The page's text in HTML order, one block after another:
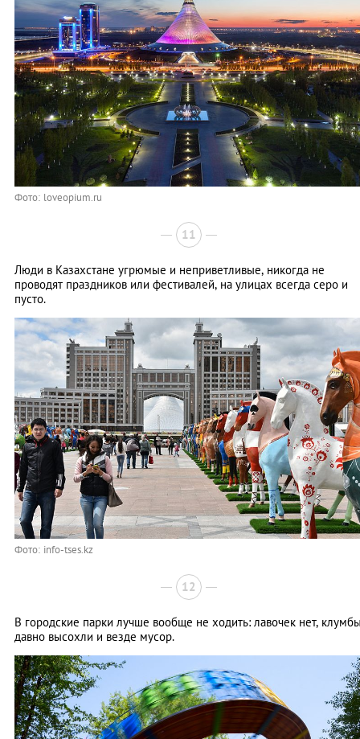
Фото: loveopium.ru
11
Люди в Казахстане угрюмые и неприветливые, никогда не
проводят праздников или фестивалей, на улицах всегда серо и
пусто.
Фото: info-tses.kz
12
В городские парки лучше вообще не ходить: лавочек нет,
давно высохли и везде мусор.